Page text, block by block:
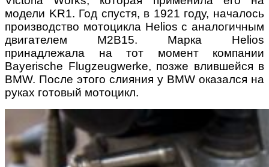
модели KR1. Год спустя, в 1921 году, началось
производство мотоцикла Helios c аналогичным
двигателем M2B15. Марка Helios
принадлежала на тот момент компании
Bayerische Flugzeugwerke, позже влившейся в
BMW. После этого слияния у BMW оказался на
руках готовый мотоцикл.